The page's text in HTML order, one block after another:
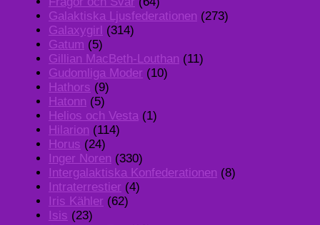
Galaktiska Ljusfederationen (273)
Galaxygirl (314)
Gatum (5)
Gillian MacBeth-Louthan (11)
Gudomliga Moder (10)
Hathors (9)
Hatonn (5)
Helios och Vesta (1)
Hilarion (114)
Horus (24)
Inger Noren (330)
Intergalaktiska Konfederationen (8)
Intraterrestier (4)
Iris Kähler (62)
Isis (23)